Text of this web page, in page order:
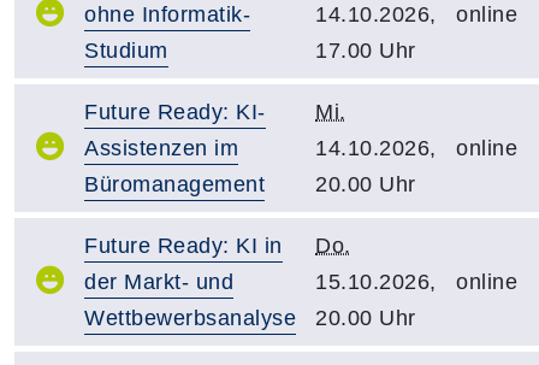
ohne Informatik-
Studium
14.10.2026,
17.00 Uhr
online
Future Ready: KI-
Assistenzen im
Büromanagement
Mi.
14.10.2026,
20.00 Uhr
online
Future Ready: KI in
der Markt- und
Wettbewerbsanalyse
Do.
15.10.2026,
20.00 Uhr
online